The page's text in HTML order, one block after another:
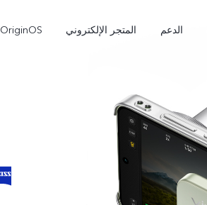
الدعم المتجر الإلكتروني OriginOS